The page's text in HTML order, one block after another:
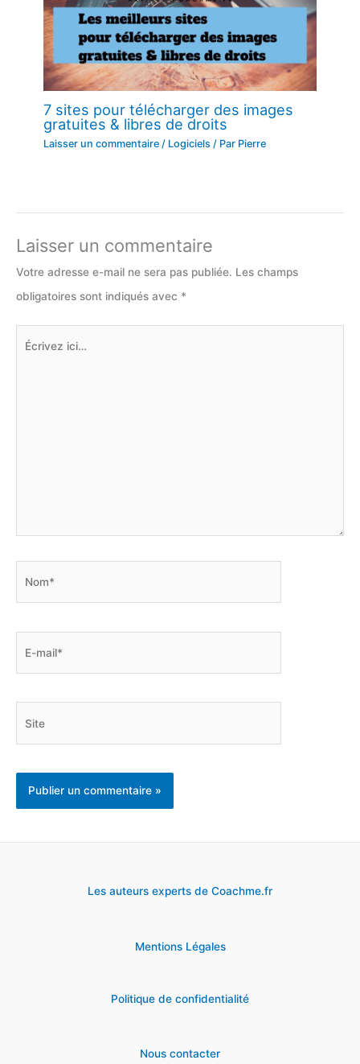
7 sites pour télécharger des images
gratuites & libres de droits
Laisser un commentaire / Logiciels / Par Pierre
Laisser un commentaire
Votre adresse e-mail ne sera pas publiée. Les champs
obligatoires sont indiqués avec *
Les auteurs experts de Coachme.fr
Mentions Légales
Politique de confidentialité
Nous contacter